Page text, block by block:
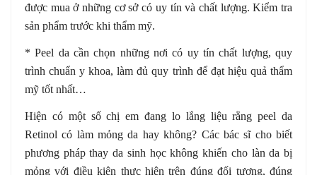
được mua ở những cơ sở có uy tín và chất lượng. Kiểm tra
sản phẩm trước khi thẩm mỹ.
* Peel da cần chọn những nơi có uy tín chất lượng, quy
trình chuẩn y khoa, làm đủ quy trình để đạt hiệu quả thẩm
mỹ tốt nhất…
Hiện có một số chị em đang lo lắng liệu rằng peel da
Retinol có làm mỏng da hay không? Các bác sĩ cho biết
phương pháp thay da sinh học không khiến cho làn da bị
mỏng với điều kiện thực hiện trên đúng đối tượng, đúng